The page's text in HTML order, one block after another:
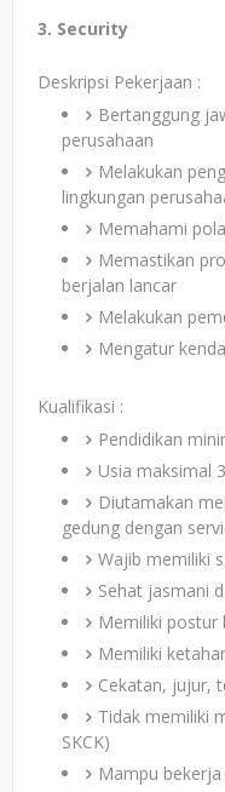
3. Security
Deskripsi Pekerjaan :
Bertanggung
perusahaan
Melakukan
lingkungan
Memahami
Memastikan
berjalan lancar
Melakukan
Mengatur
Kualifikasi :
Pendidikan
Usia maksimal
Diutamakan
gedung dengan
Wajib memiliki
Sehat jasmani
Memiliki postur
Memiliki
Cekatan, jujur,
Tidak memiliki
SKCK)
Mampu